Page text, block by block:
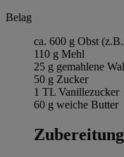
Belag
ca. 600 g Obst
110 g Mehl
25 g gemahlene
50 g Zucker
1 TL Vanillezucker
60 g weiche Butter